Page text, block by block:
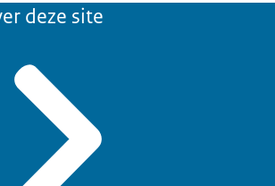
deze site